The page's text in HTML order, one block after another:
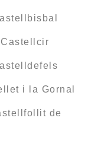
i la Gornal
de